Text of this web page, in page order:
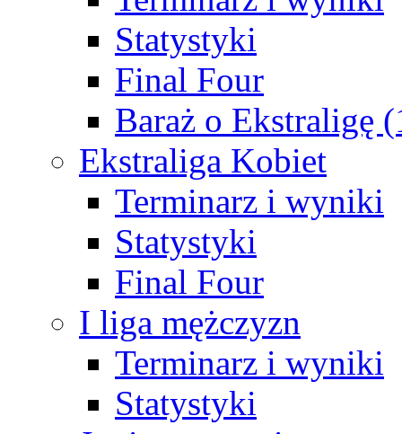
Statystyki
Final Four
Baraż o Ekstraligę
Ekstraliga Kobiet
Terminarz i wyniki
Statystyki
Final Four
I liga mężczyzn
Terminarz i wyniki
Statystyki